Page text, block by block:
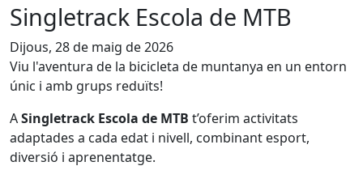
Singletrack Escola de MTB
Dijous, 28 de maig de 2026
Viu l'aventura de la bicicleta de muntanya en un entorn
únic i amb grups reduïts!
ASingletrack Escola de MTB t’oferim activitats
adaptades a cada edat i nivell, combinant esport,
diversió i aprenentatge.